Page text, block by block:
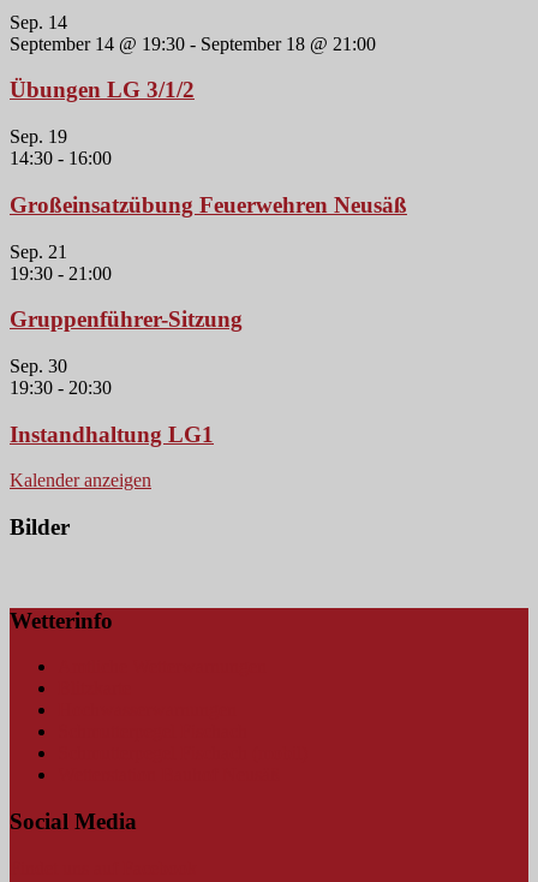
Sep. 14
September 14 @ 19:30 - September 18 @ 21:00
Übungen LG 3/1/2
Sep. 19
14:30 - 16:00
Großeinsatzübung Feuerwehren Neusäß
Sep. 21
19:30 - 21:00
Gruppenführer-Sitzung
Sep. 30
19:30 - 20:30
Instandhaltung LG1
Kalender anzeigen
Bilder
Wetterinfo
Social Media